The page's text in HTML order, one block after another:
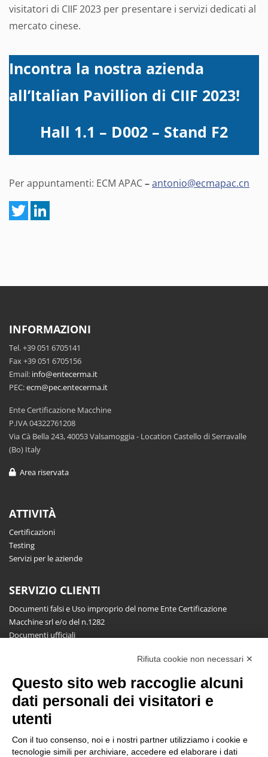
visitatori di CIIF 2023 per presentare i servizi dedicati al
mercato cinese.
Incontra la nostra azienda
all’Italian Pavillion di CIIF 2023!
Hall 1.1 – D002 – Stand F2
Per appuntamenti: ECM APAC–antonio@ecmapac.cn
INFORMAZIONI
Tel. +39 051 6705141
Fax +39 051 6705156
Email: info@entecerma.it
PEC:ecm@pec.entecerma.it
Ente Certificazione Macchine
P.IVA 04322761208
Via Cà Bella 243, 40053 Valsamoggia - Location Castello di Serravalle
(Bo) Italy
Area riservata
ATTIVITÀ
Certificazioni
Testing
Servizi per le aziende
SERVIZIO CLIENTI
Documenti falsi e Uso improprio del nome Ente Certificazione
Macchine srl e/o del n.1282
Documenti ufficiali
NEWSLETTER
Resta aggiornato gratuitamente su tutte le novità.
Rifiuta cookie non necessari ✕
Questo sito web raccoglie alcuni
dati personali dei visitatori e
utenti
Con il tuo consenso, noi e i nostri partner utilizziamo i cookie e
tecnologie simili per archiviare, accedere ed elaborare i dati